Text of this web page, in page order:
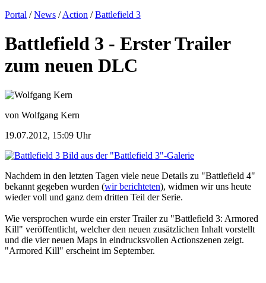
Portal /News /Action /Battlefield 3
Battlefield 3 - Erster Trailer
zum neuen DLC
von Wolfgang Kern
19.07.2012, 15:09 Uhr
Bild aus der "Battlefield 3"-Galerie
Nachdem in den letzten Tagen viele neue Details zu "Battlefield 4"
bekannt gegeben wurden (wir berichteten), widmen wir uns heute
wieder voll und ganz dem dritten Teil der Serie.
Wie versprochen wurde ein erster Trailer zu "Battlefield 3: Armored
Kill" veröffentlicht, welcher den neuen zusätzlichen Inhalt vorstellt
und die vier neuen Maps in eindrucksvollen Actionszenen zeigt.
"Armored Kill" erscheint im September.